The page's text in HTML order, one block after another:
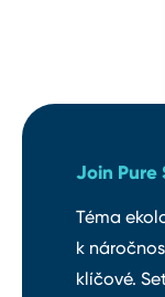
Join Pure
Téma
k
klíčové.